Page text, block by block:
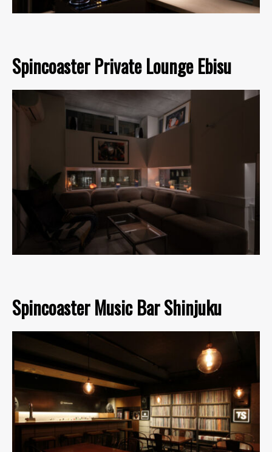
Spincoaster Private Lounge Ebisu
Spincoaster Music Bar Shinjuku